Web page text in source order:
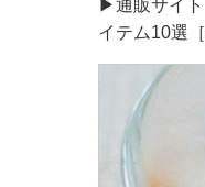
▶通販サイ
イテム10選［